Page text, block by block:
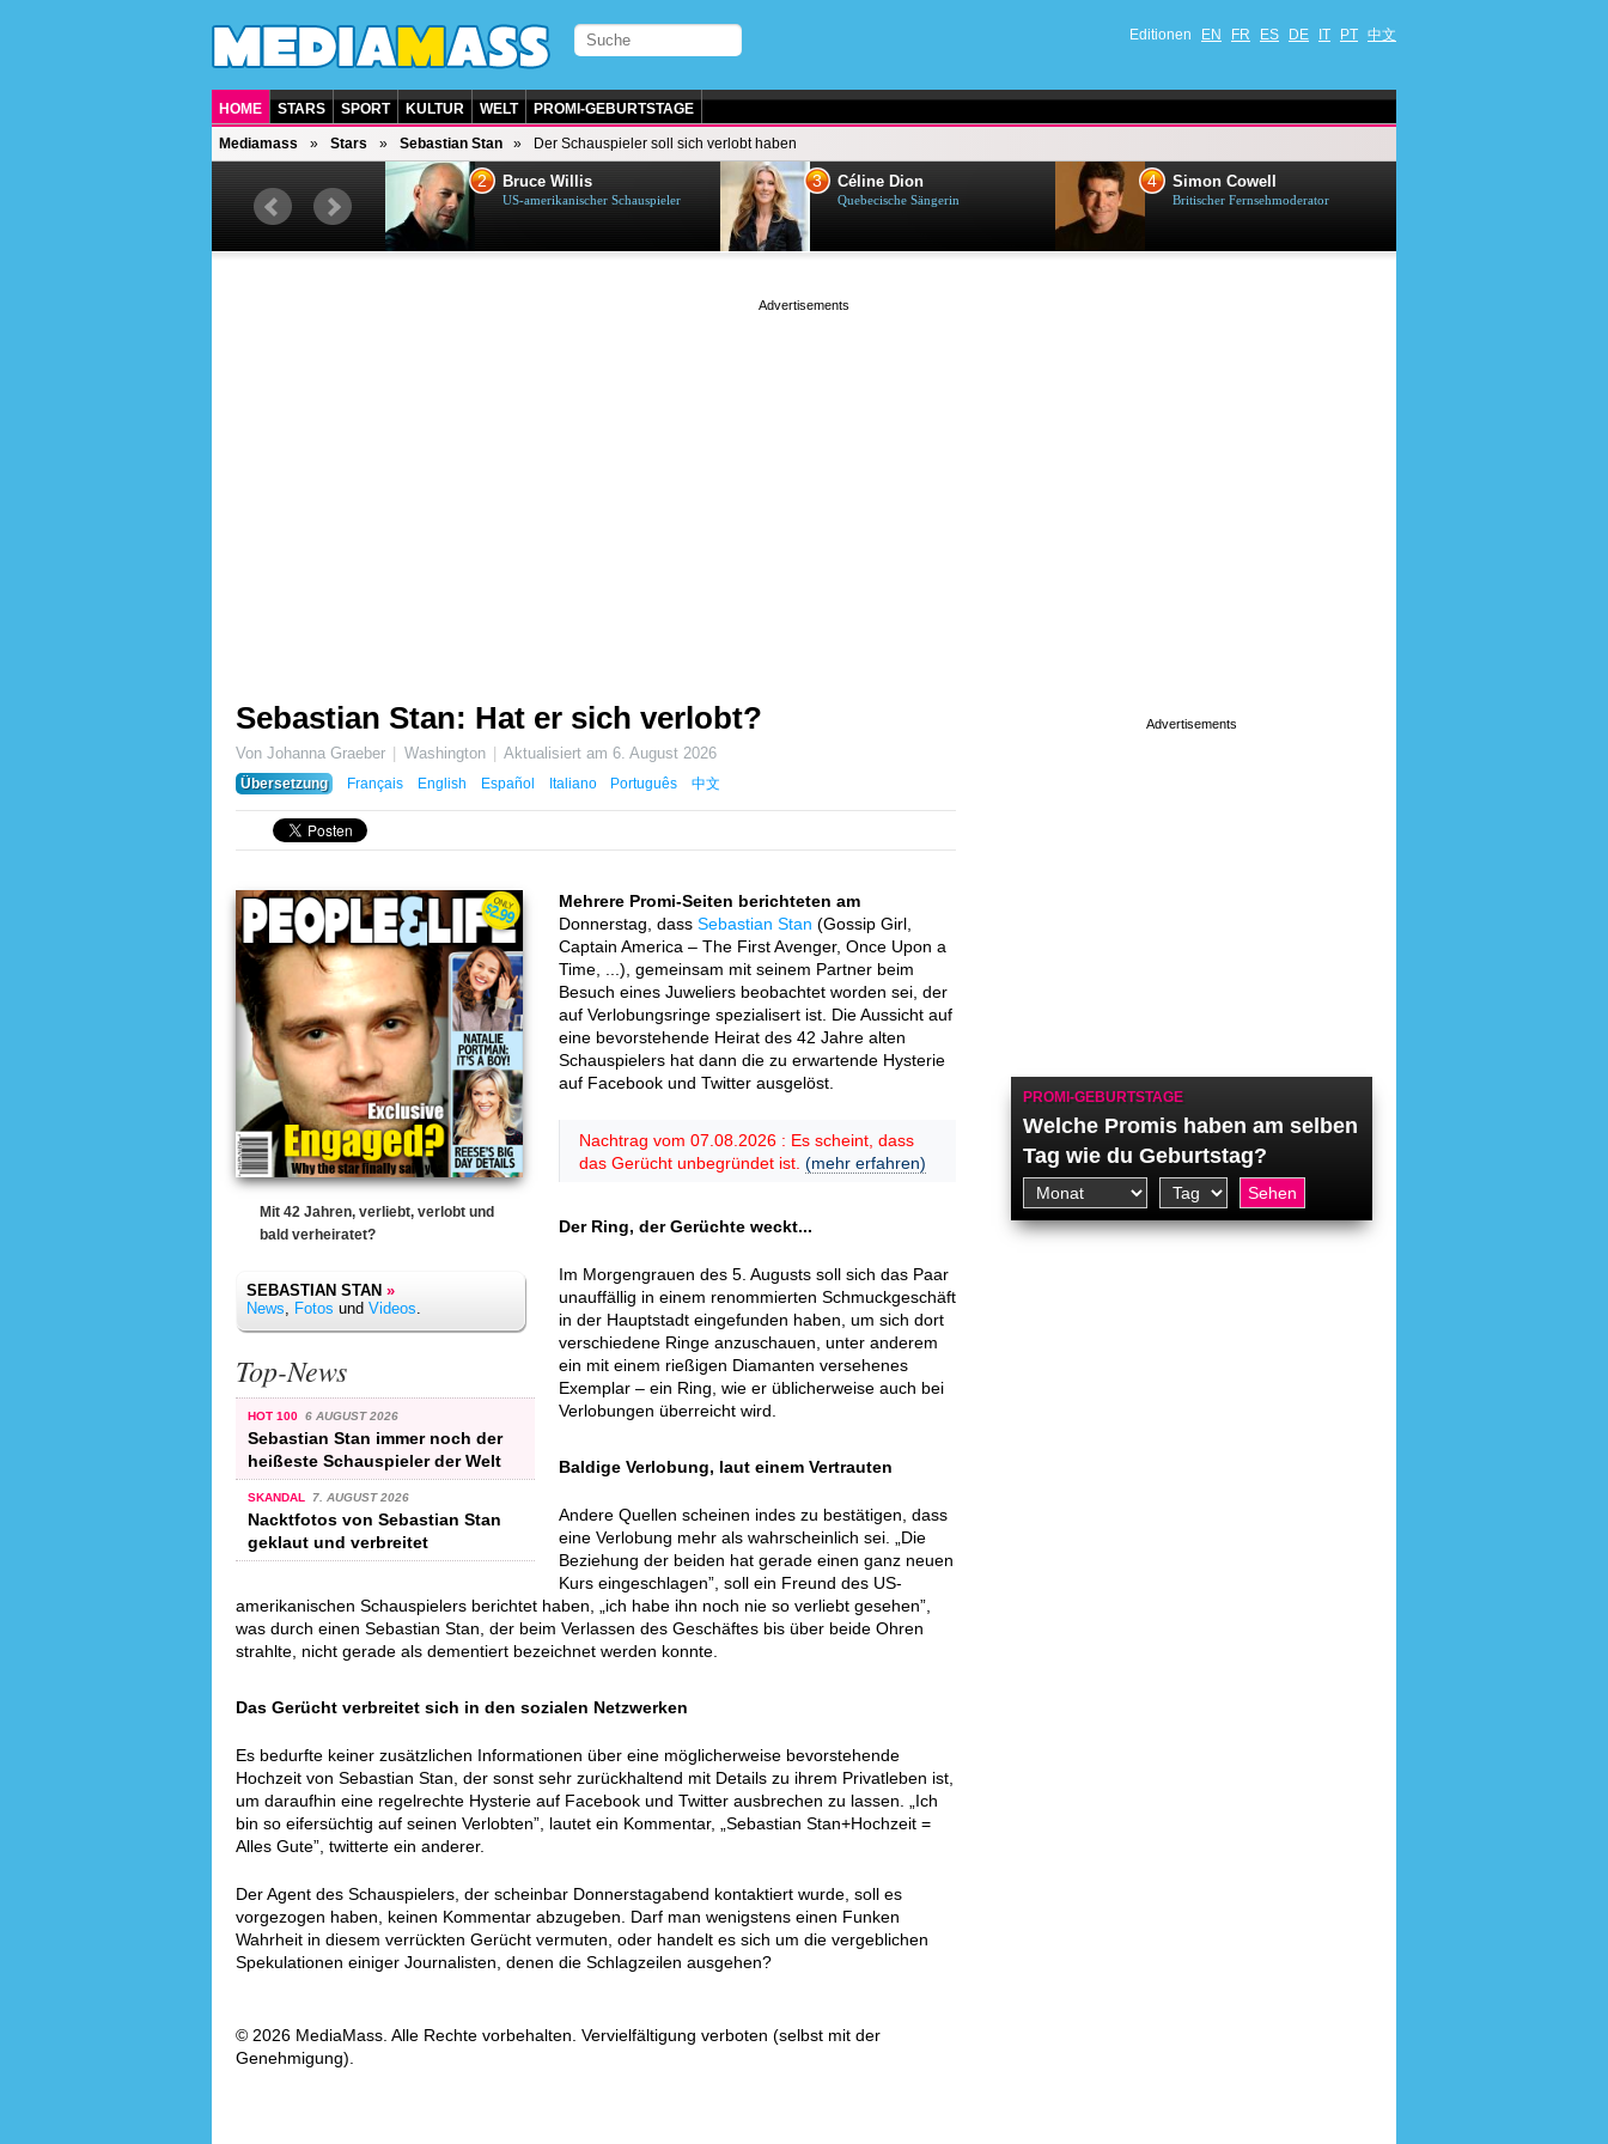
Editionen EN FR ES DE IT PT 中文
HOME STARS SPORT KULTUR WELT PROMI-GEBURTSTAGE
Mediamass Stars Sebastian Stan Der Schauspieler soll sich verlobt haben
Deutsche Sängerin
2 Bruce Willis
US-amerikanischer Schauspieler
3 Céline Dion
Quebecische Sängerin
4 Simon Cowell
Britischer Fernsehmoderator
Sebastian Stan: Hat er sich verlobt?
Von Johanna Graeber Washington Aktualisiert am6. August 2026
Übersetzung
Français English Español Italiano Português 中文
Mit 42 Jahren, verliebt, verlobt und
bald verheiratet?
SEBASTIAN STAN »
News, Fotos und Videos.
Top-News
HOT 100 6 AUGUST 2026
Sebastian Stan immer noch der
heißeste Schauspieler der Welt
SKANDAL 7. AUGUST 2026
Nacktfotos von Sebastian Stan
geklaut und verbreitet
Mehrere Promi-Seiten berichteten am
Donnerstag, dass Sebastian Stan (Gossip Girl,
Captain America – The First Avenger, Once Upon a
Time, ...), gemeinsam mit seinem Partner beim
Besuch eines Juweliers beobachtet worden sei, der
auf Verlobungsringe spezialisert ist. Die Aussicht auf
eine bevorstehende Heirat des 42 Jahre alten
Schauspielers hat dann die zu erwartende Hysterie
auf Facebook und Twitter ausgelöst.
Nachtrag vom 07.08.2026 : Es scheint, dass
das Gerücht unbegründet ist. (mehr erfahren)
Der Ring, der Gerüchte weckt...
Im Morgengrauen des 5. Augusts soll sich das Paar
unauffällig in einem renommierten Schmuckgeschäft
in der Hauptstadt eingefunden haben, um sich dort
verschiedene Ringe anzuschauen, unter anderem
ein mit einem rießigen Diamanten versehenes
Exemplar – ein Ring, wie er üblicherweise auch bei
Verlobungen überreicht wird.
Baldige Verlobung, laut einem Vertrauten
Andere Quellen scheinen indes zu bestätigen, dass
eine Verlobung mehr als wahrscheinlich sei. „Die
Beziehung der beiden hat gerade einen ganz neuen
Kurs eingeschlagen”, soll ein Freund des US-
amerikanischen Schauspielers berichtet haben, „ich habe ihn noch nie so verliebt gesehen”,
was durch einen Sebastian Stan, der beim Verlassen des Geschäftes bis über beide Ohren
strahlte, nicht gerade als dementiert bezeichnet werden konnte.
Das Gerücht verbreitet sich in den sozialen Netzwerken
Es bedurfte keiner zusätzlichen Informationen über eine möglicherweise bevorstehende
Hochzeit von Sebastian Stan, der sonst sehr zurückhaltend mit Details zu ihrem Privatleben ist,
um daraufhin eine regelrechte Hysterie auf Facebook und Twitter ausbrechen zu lassen. „Ich
bin so eifersüchtig auf seinen Verlobten”, lautet ein Kommentar, „Sebastian Stan+Hochzeit =
Alles Gute”, twitterte ein anderer.
Der Agent des Schauspielers, der scheinbar Donnerstagabend kontaktiert wurde, soll es
vorgezogen haben, keinen Kommentar abzugeben. Darf man wenigstens einen Funken
Wahrheit in diesem verrückten Gerücht vermuten, oder handelt es sich um die vergeblichen
Spekulationen einiger Journalisten, denen die Schlagzeilen ausgehen?
© 2026 MediaMass. Alle Rechte vorbehalten. Vervielfältigung verboten (selbst mit der
Genehmigung).
PROMI-GEBURTSTAGE
Welche Promis haben am selben
Tag wie du Geburtstag?